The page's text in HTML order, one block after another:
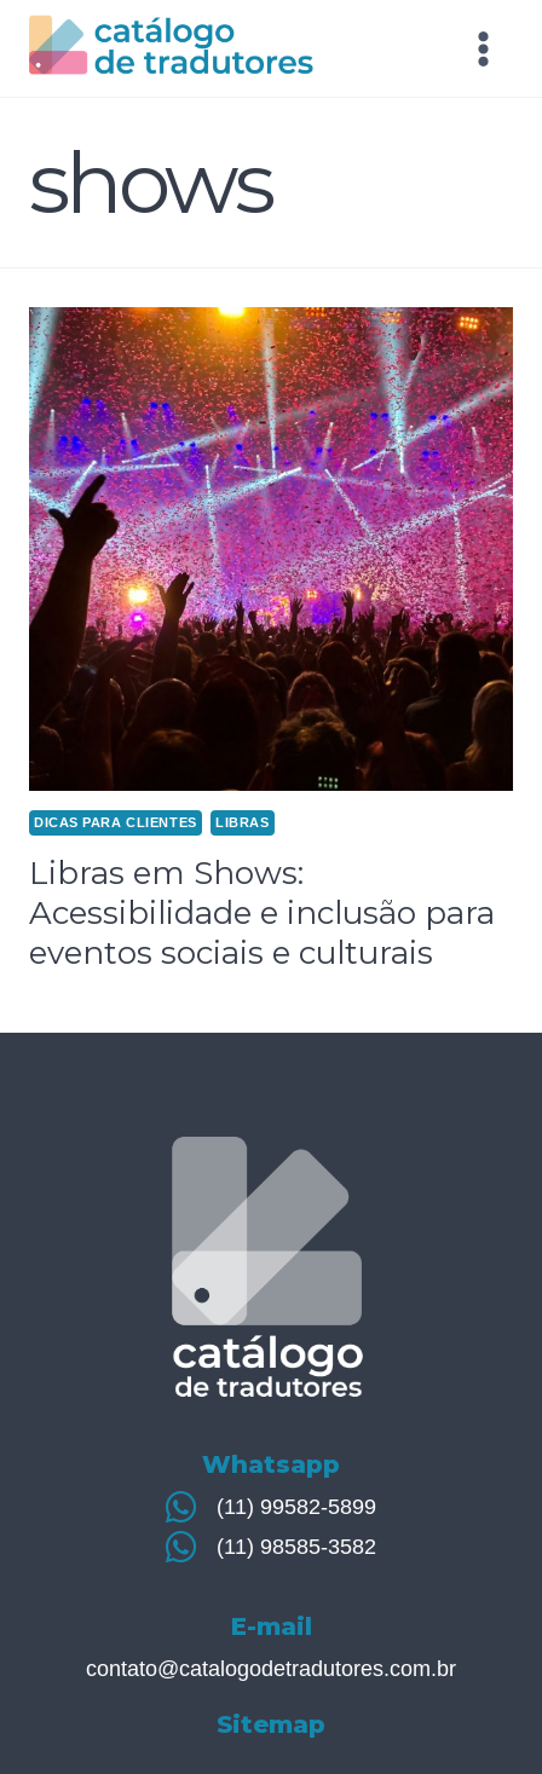
shows
DICAS PARA CLIENTES LIBRAS
Libras em Shows:
Acessibilidade e inclusão para
eventos sociais e culturais
Whatsapp
(11) 99582-5899
(11) 98585-3582
E-mail
contato@catalogodetradutores.com.br
Sitemap